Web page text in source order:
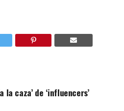
la caza’ de ‘influencers’